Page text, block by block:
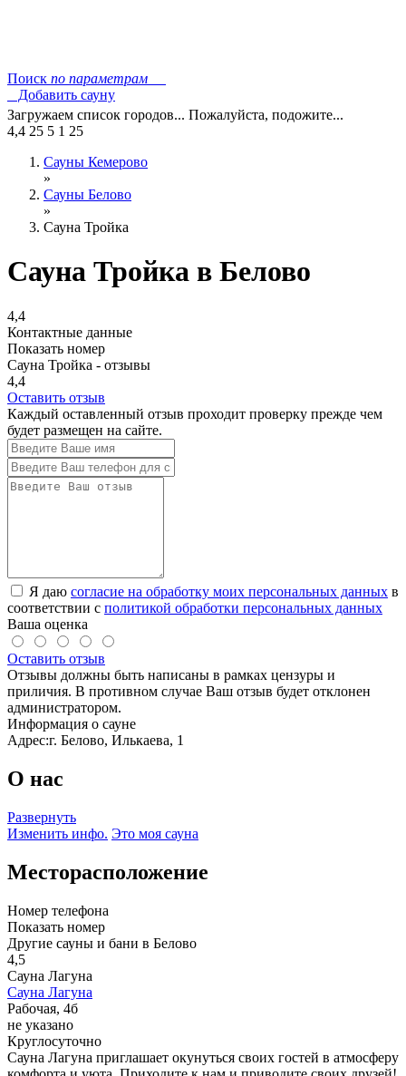
Поиск по параметрам
Добавить сауну
Загружаем список городов... Пожалуйста, подожите...
4,4 25 5 1 25
Сауны Кемерово
»
Сауны Белово
»
Сауна Тройка
Сауна Тройка в Белово
4,4
Контактные данные
Показать номер
Сауна Тройка - отзывы
4,4
Оставить отзыв
Каждый оставленный отзыв проходит проверку прежде чем
будет размещен на сайте.
Я даю согласие на обработку моих персональных данных в
соответствии с политикой обработки персональных данных
Ваша оценка
Оставить отзыв
Отзывы должны быть написаны в рамках цензуры и
приличия. В противном случае Ваш отзыв будет отклонен
администратором.
Информация о сауне
Адрес:г. Белово, Илькаева, 1
О нас
Развернуть
Изменить инфо. Это моя сауна
Месторасположение
Номер телефона
Показать номер
Другие сауны и бани в Белово
4,5
Сауна Лагуна
Сауна Лагуна
Рабочая, 4б
не указано
Круглосуточно
Сауна Лагуна приглашает окунуться своих гостей в атмосферу